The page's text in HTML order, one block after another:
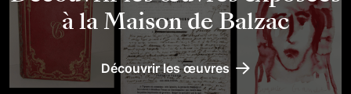
à la Maison de Balzac
Découvrir les œuvres